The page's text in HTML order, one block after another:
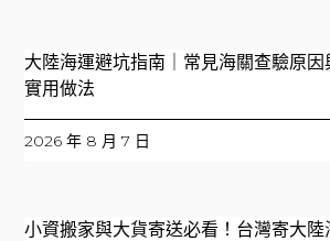
大陸海運避坑指南｜常見海關查驗原
實用做法
2026 年 8 月 7 日
小資搬家與大貨寄送必看！台灣寄大